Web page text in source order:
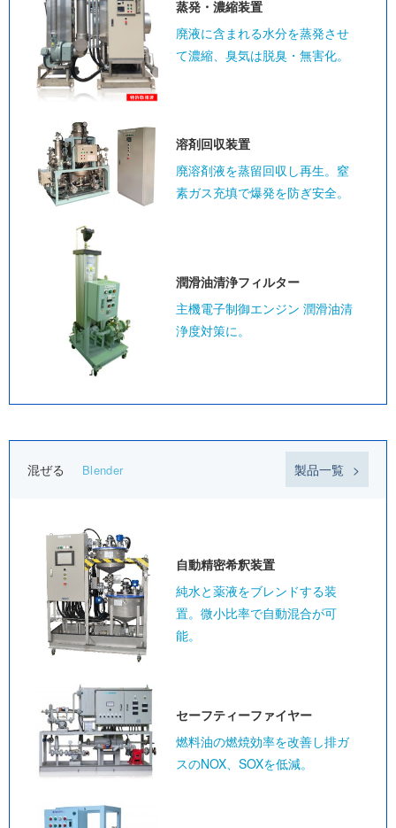
蒸発・濃縮装置
廃液に含まれる水分を蒸発させ
て濃縮、臭気は脱臭・無害化。
溶剤回収装置
廃溶剤液を蒸留回収し再生。窒
素ガス充填で爆発を防ぎ安全。
潤滑油清浄フィルター
主機電子制御エンジン 潤滑油清
浄度対策に。
混ぜる Blender 製品一覧
自動精密希釈装置
純水と薬液をブレンドする装
置。微小比率で自動混合が可
能。
セーフティーファイヤー
燃料油の燃焼効率を改善し排ガ
スのNOX、SOXを低減。